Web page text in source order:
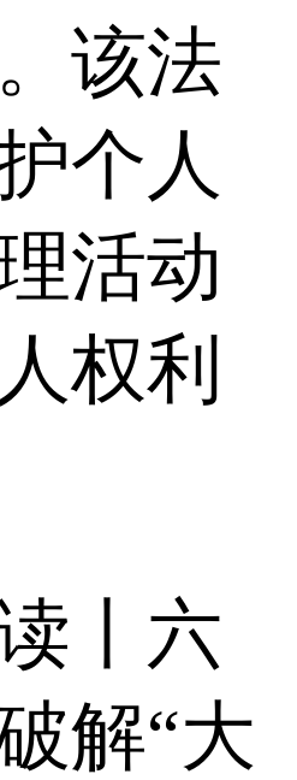
该法
个人
活动
权利
丨六
解“大